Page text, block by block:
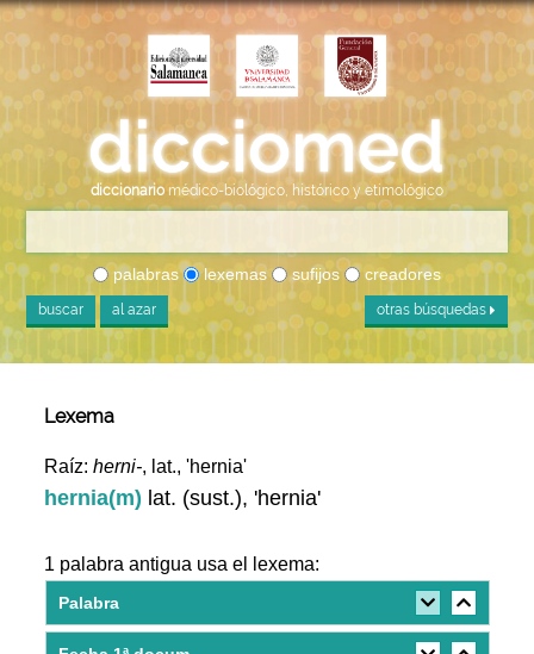
diccionario médico-biológico, histórico y etimológico
palabras lexemas sufijos creadores
buscar al azar otras búsquedas
Lexema
Raíz:herni-, lat., 'hernia'
hernia(m) lat. (sust.), 'hernia'
1 palabra antigua usa el lexema:
Palabra